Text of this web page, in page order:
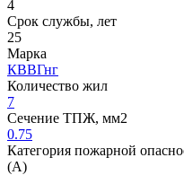
4
Срок службы, лет
25
Марка
КВВГнг
Количество жил
7
Сечение ТПЖ, мм2
0.75
Категория пожарной
(A)